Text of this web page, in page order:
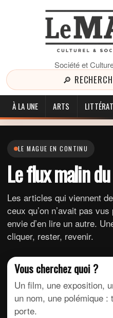
Société et
🔎
À LA UNE ARTS
LE MAGUE EN CONTINU
Le flux malin
Les articles qui viennent
ceux qu’on n’avait pas
envie d’en lire un autre.
cliquer, rester, revenir.
Vous cherchez quoi ?
Un film, une exposition,
un nom, une polémique
porte.